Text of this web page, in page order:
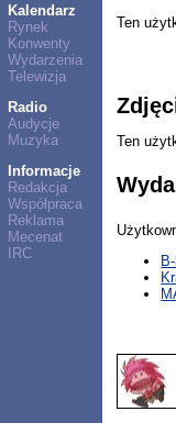
Kalendarz
Rynek
Konwenty
Wydarzenia
Telewizja
Radio
Audycje
Muzyka
Informacje
Redakcja
Współpraca
Reklama
Mecenat
IRC
Ten
Ten